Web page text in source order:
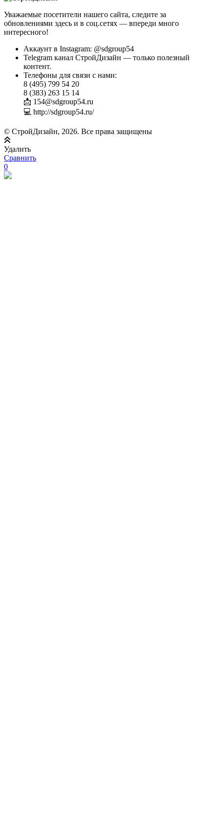
Уважаемые посетители нашего сайта, следите за
обновлениями здесь и в соц.сетях — впереди много
интересного!
Аккаунт в Instagram: @sdgroup54
Telegram канал СтройДизайн — только полезный
контент.
Телефоны для связи с нами:
8 (495) 799 54 20
8 (383) 263 15 14
📩 154@sdgroup54.ru
💻 http://sdgroup54.ru/
© СтройДизайн, 2026. Все права защищены
Удалить
Сравнить
0